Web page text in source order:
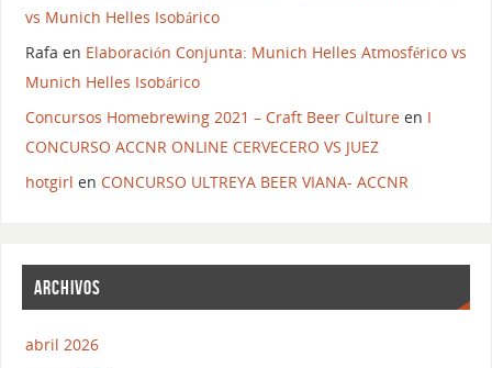
vs Munich Helles Isobárico
Rafa en Elaboración Conjunta: Munich Helles Atmosférico vs
Munich Helles Isobárico
Concursos Homebrewing 2021 – Craft Beer Cultureen I
CONCURSO ACCNR ONLINE CERVECERO VS JUEZ
hotgirl en CONCURSO ULTREYA BEER VIANA- ACCNR
ARCHIVOS
abril 2026